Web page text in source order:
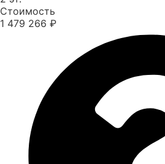
Стоимость
1 479 266 ₽